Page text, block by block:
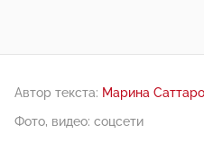
Автор текста: Марина
Фото, видео: соцсети